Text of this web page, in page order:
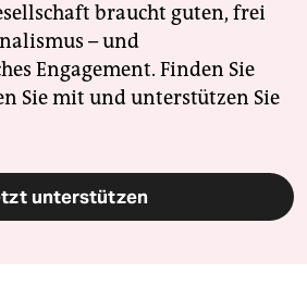
braucht guten, frei
– und
Engagement. Finden Sie
Sie mit und unterstützen Sie
unterstützen